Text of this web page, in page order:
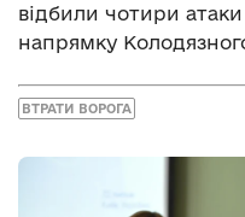
відбили чотири
напрямку
ВТРАТИ ВОРОГА